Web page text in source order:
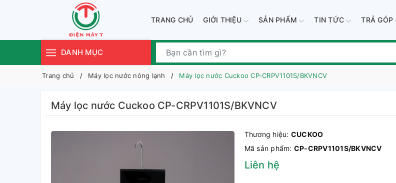
TRANG CHỦ GIỚI THIỆU SẢN PHẨM TIN TỨC TRẢ GÓP
DANH MỤC
Trang chủ Máy lọc nước nóng lạnh Máy lọc nước Cuckoo CP-CRPV1101S/BKVNCV
Máy lọc nước Cuckoo CP-CRPV1101S/BKVNCV
Thương hiệu: CUCKOO
Mã sản phẩm: CP-CRPV1101S/BKVNCV
Liên hệ